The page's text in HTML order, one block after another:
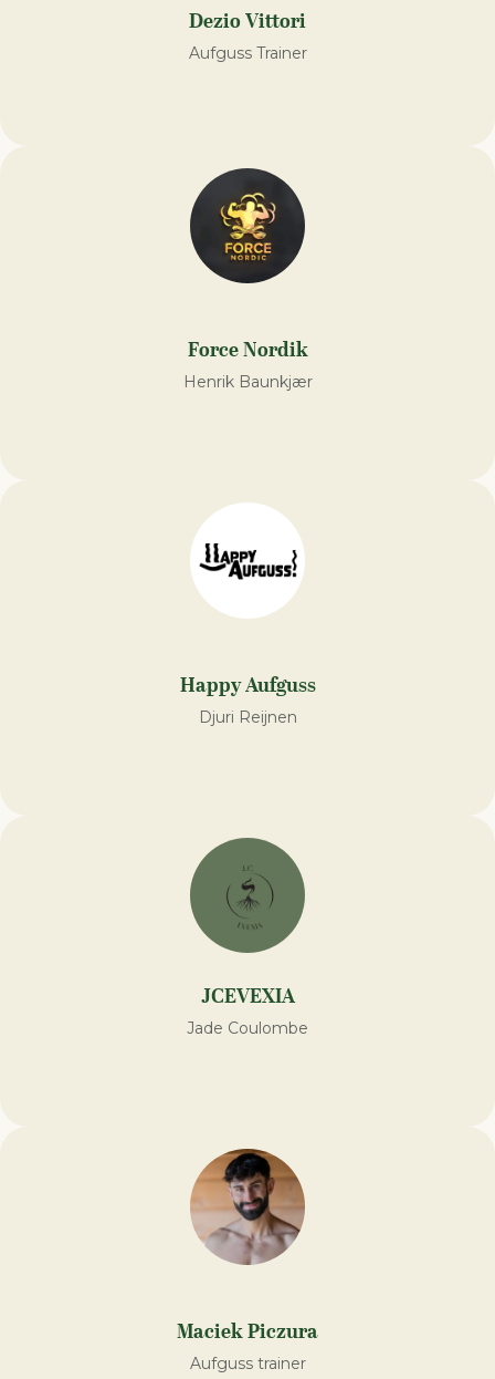
Dezio Vittori
Aufguss Trainer
Force Nordik
Henrik Baunkjær
Happy Aufguss
Djuri Reijnen
JCEVEXIA
Jade Coulombe
Maciek Piczura
Aufguss trainer